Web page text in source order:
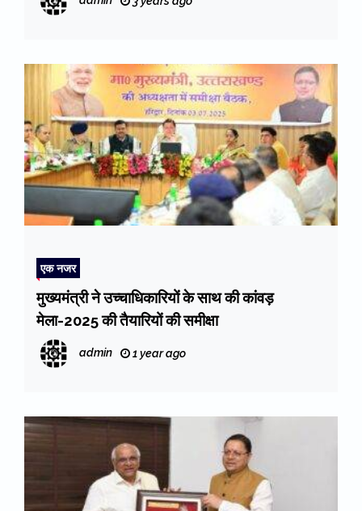
एक नजर
मुख्यमंत्री ने उच्चाधिकारियों के साथ की कांवड़
मेला-2025 की तैयारियों की समीक्षा
admin 1 year ago